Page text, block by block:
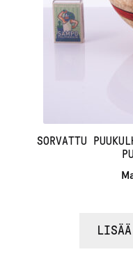
SORVATTU